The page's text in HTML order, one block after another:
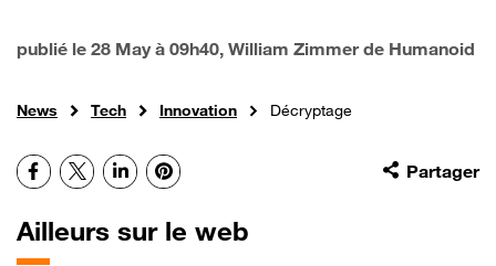
publié le 28 May à 09h40, William Zimmer de Humanoid
News Tech Innovation Décryptage
Partager
Facebook
X LinkedInPinterest
Ailleurs sur le web